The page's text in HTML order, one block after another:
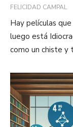
FELICIDAD CAMPAL
Hay películas
luego está
como un chiste y